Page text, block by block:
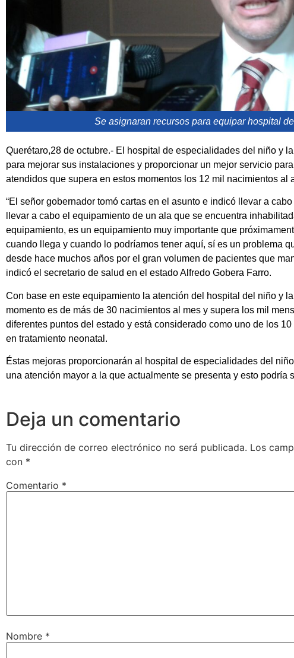
Se asignaran recursos para equipar hospital
Querétaro,28 de octubre.- El hospital de especialidades del niño y
para mejorar sus instalaciones y proporcionar un mejor servicio
atendidos que supera en estos momentos los 12 mil nacimientos al
“El señor gobernador tomó cartas en el asunto e indicó llevar a
llevar a cabo el equipamiento de un ala que se encuentra
equipamiento, es un equipamiento muy importante que
cuando llega y cuando lo podríamos tener aquí, sí es un problema
desde hace muchos años por el gran volumen de pacientes que
indicó el secretario de salud en el estado Alfredo Gobera Farro.
Con base en este equipamiento la atención del hospital del niño y
momento es de más de 30 nacimientos al mes y supera los mil
diferentes puntos del estado y está considerado como uno de los
en tratamiento neonatal.
Éstas mejoras proporcionarán al hospital de especialidades del
una atención mayor a la que actualmente se presenta y esto podría
Deja un comentario
Tu dirección de correo electrónico no será publicada. Los
con *
Comentario *
Nombre *